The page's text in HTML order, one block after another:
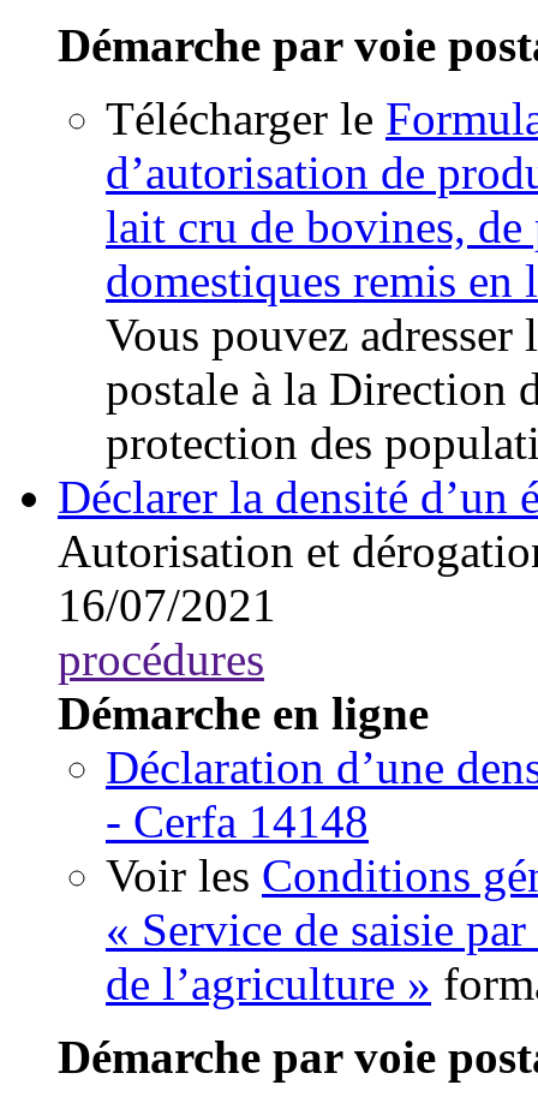
Démarche par voie
Télécharger le
d’autorisation de
lait cru de bovines, de
domestiques remis en
Vous pouvez adresser
postale à la Direction
protection des
Déclarer la densité d’un
Autorisation et
16/07/2021
procédures
Démarche en ligne
Déclaration d’une
- Cerfa 14148
Voir les Conditions
« Service de saisie
de l’agriculture »
Démarche par voie